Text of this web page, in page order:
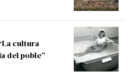
cultura
del poble”